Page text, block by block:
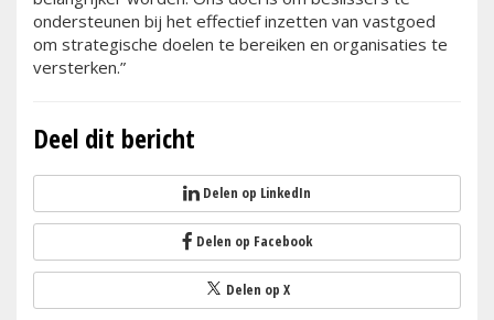
ondersteunen bij het effectief inzetten van vastgoed
om strategische doelen te bereiken en organisaties te
versterken.”
Deel dit bericht
Delen op LinkedIn
Delen op Facebook
Delen op X